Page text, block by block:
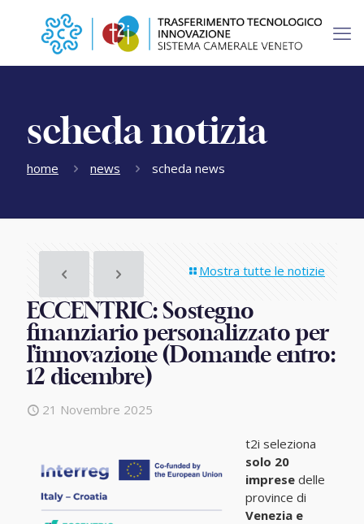
scheda notizia
home news scheda news
Mostra tutte le notizie
ECCENTRIC: Sostegno
finanziario personalizzato per
l’innovazione (Domande entro:
12 dicembre)
21 Novembre 2025
t2i seleziona
solo 20
impresedelle
province di
Venezia e